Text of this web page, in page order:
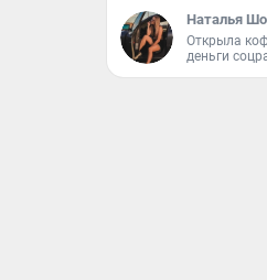
Наталья
Открыла
деньги